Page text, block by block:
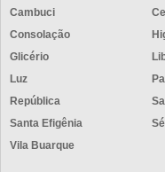
Cambuci
Consolação
Glicério
Luz
República
Santa Efigênia
Sé
Vila Buarque